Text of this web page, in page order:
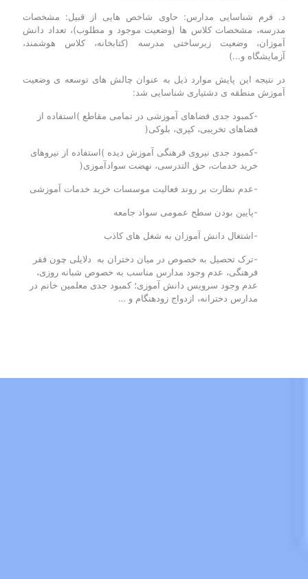
د. فرم شناسایی مدارس: حاوی شاخص هایی از قبیل: مشخصات
مدرسه، مشخصات کلاس ها (وضعیت موجود و مطلوب)، تعداد دانش
آموزان، وضعیت زیرساختی مدرسه (کتابخانه، کلاس هوشمند،
آزمایشگاه و...)
در نتیجه این پایش موارد ذیل به عنوان چالش های توسعه ی وضعیت
آموزش منطقه ی دشتیاری شناسایی شد:
-کمبود جدی فضاهای آموزشی در تمامی مقاطع )استفاده از
فضاهای تخریبی، کپری، بلوکی(
-کمبود جدی نیروی فرهنگی آموزش دیده )استفاده از نیروهای
خرید خدمات، حق التدرسی، نهضت سوادآموزی(
-عدم نظارت بر روند فعالیت موسسات خرید خدمات آموزشی
-پایین بودن سطح عمومی سواد جامعه
-اشتغال دانش آموزان به شغل های کاذب
-ترک تحصیل به خصوص در میان دختران به دلایلی چون فقر
فرهنگی، عدم وجود مدارس مناسب به خصوص شبانه روزی،
عدم وجود سرویس دانش آموزی؛ کمبود جدی معلمین خانم در
مدارس دخترانه، ازدواج زودهنگام و …